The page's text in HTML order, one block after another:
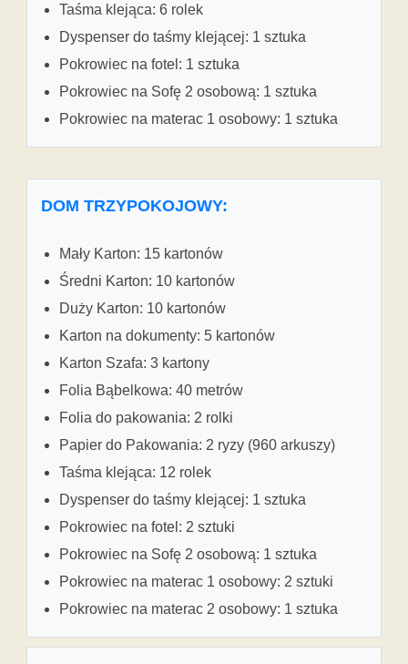
Taśma klejąca: 6 rolek
Dyspenser do taśmy klejącej: 1 sztuka
Pokrowiec na fotel: 1 sztuka
Pokrowiec na Sofę 2 osobową: 1 sztuka
Pokrowiec na materac 1 osobowy: 1 sztuka
DOM TRZYPOKOJOWY:
Mały Karton: 15 kartonów
Średni Karton: 10 kartonów
Duży Karton: 10 kartonów
Karton na dokumenty: 5 kartonów
Karton Szafa: 3 kartony
Folia Bąbelkowa: 40 metrów
Folia do pakowania: 2 rolki
Papier do Pakowania: 2 ryzy (960 arkuszy)
Taśma klejąca: 12 rolek
Dyspenser do taśmy klejącej: 1 sztuka
Pokrowiec na fotel: 2 sztuki
Pokrowiec na Sofę 2 osobową: 1 sztuka
Pokrowiec na materac 1 osobowy: 2 sztuki
Pokrowiec na materac 2 osobowy: 1 sztuka